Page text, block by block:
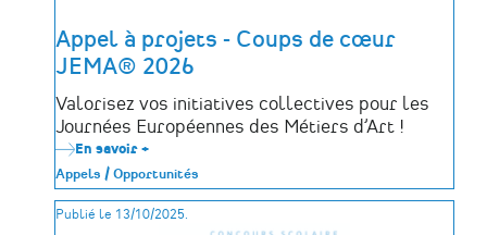
Appel à projets - Coups de cœur
JEMA® 2026
Valorisez vos initiatives collectives pour les
Journées Européennes des Métiers d’Art !
En savoir +
à
projets
-
Appels / Opportunités
Publié le 13/10/2025.